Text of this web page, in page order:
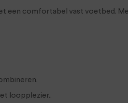
een comfortabel vast voetbed.
loopplezier..